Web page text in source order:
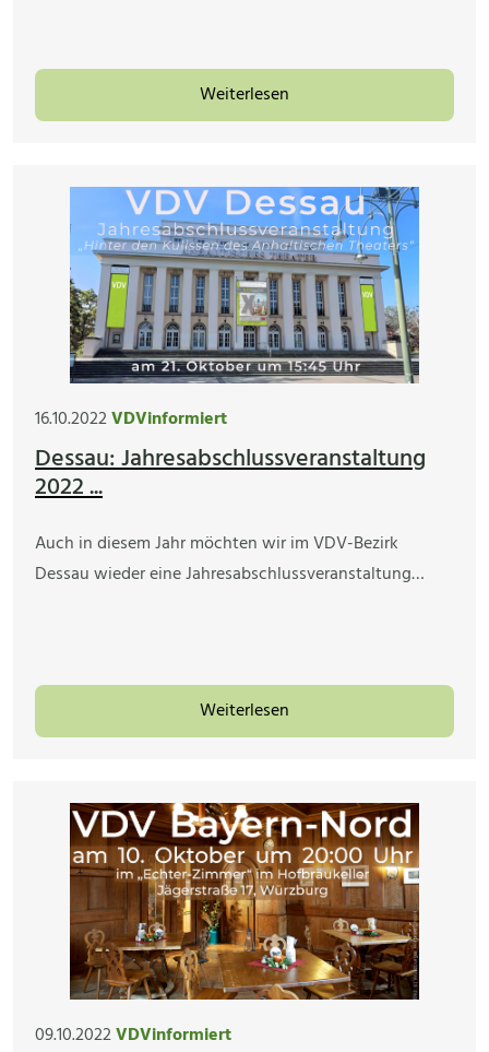
Weiterlesen
16.10.2022VDVinformiert
Dessau: Jahresabschlussveranstaltung
2022 ...
Auch in diesem Jahr möchten wir im VDV-Bezirk
Dessau wieder eine Jahresabschlussveranstaltung…
Weiterlesen
09.10.2022VDVinformiert